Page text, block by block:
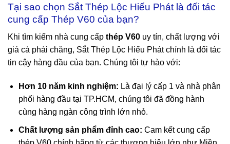
Tại sao chọn Sắt Thép Lộc Hiếu Phát là đối tác
cung cấp Thép V60 của bạn?
Khi tìm kiếm nhà cung cấp thép V60 uy tín, chất lượng với
giá cả phải chăng, Sắt Thép Lộc Hiếu Phát chính là đối tác
tin cậy hàng đầu của bạn. Chúng tôi tự hào với:
Hơn 10 năm kinh nghiệm: Là đại lý cấp 1 và nhà phân
phối hàng đầu tại TP.HCM, chúng tôi đã đồng hành
cùng hàng ngàn công trình lớn nhỏ.
Chất lượng sản phẩm đỉnh cao: Cam kết cung cấp